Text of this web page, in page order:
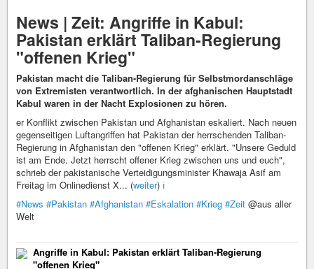
News | Zeit: Angriffe in Kabul:
Pakistan erklärt Taliban-Regierung
"offenen Krieg"
Pakistan macht die Taliban-Regierung für Selbstmordanschläge
von Extremisten verantwortlich. In der afghanischen Hauptstadt
Kabul waren in der Nacht Explosionen zu hören.
er Konflikt zwischen Pakistan und Afghanistan eskaliert. Nach neuen
gegenseitigen Luftangriffen hat Pakistan der herrschenden Taliban-
Regierung in Afghanistan den "offenen Krieg" erklärt. "Unsere Geduld
ist am Ende. Jetzt herrscht offener Krieg zwischen uns und euch",
schrieb der pakistanische Verteidigungsminister Khawaja Asif am
Freitag im Onlinedienst X... (weiter) ℹ️
#News #Pakistan #Afghanistan #Eskalation #Krieg #Zeit @aus aller
Welt
Angriffe in Kabul: Pakistan erklärt Taliban-Regierung
"offenen Krieg"